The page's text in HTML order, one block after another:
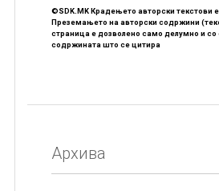
©SDK.MK Крадењето авторски текстови е
Преземањето на авторски содржини
страница е дозволено само делумно и со
содржината што се цитира
Архива